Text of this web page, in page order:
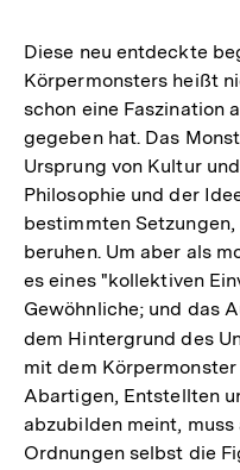
Diese neu entdeckte
Körpermonsters heißt
schon eine Faszination
gegeben hat. Das
Ursprung von Kultur
Philosophie und der
bestimmten
beruhen. Um aber als
es eines "kollektiven
Gewöhnliche; und das
dem Hintergrund des
mit dem
Abartigen, Entstellten
abzubilden meint,
Ordnungen selbst die